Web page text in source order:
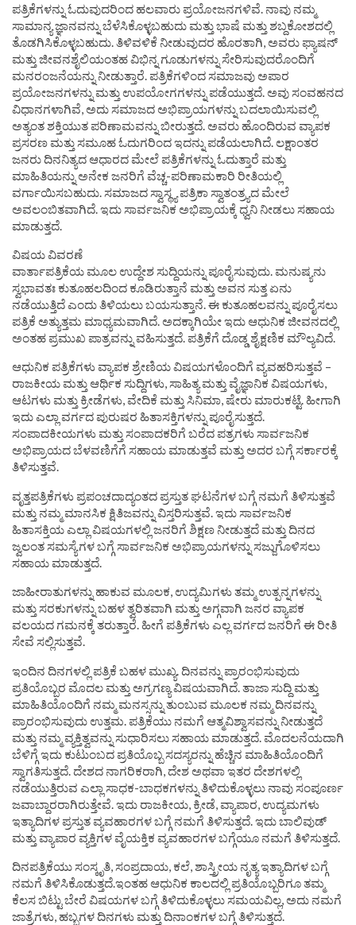
ಪತ್ರಿಕೆಗಳನ್ನು ಓದುವುದರಿಂದ ಹಲವಾರು ಪ್ರಯೋಜನಗಳಿವೆ. ನಾವು ನಮ್ಮ
ಸಾಮಾನ್ಯ ಜ್ಞಾನವನ್ನು ಬೆಳೆಸಿಕೊಳ್ಳಬಹುದು ಮತ್ತು ಭಾಷೆ ಮತ್ತು ಶಬ್ದಕೋಶದಲ್ಲಿ
ತೊಡಗಿಸಿಕೊಳ್ಳಬಹುದು. ತಿಳಿವಳಿಕೆ ನೀಡುವುದರ ಹೊರತಾಗಿ, ಅವರು ಫ್ಯಾಷನ್
ಮತ್ತು ಜೀವನಶೈಲಿಯಂತಹ ವಿಭಿನ್ನ ಗೂಡುಗಳನ್ನು ಸೇರಿಸುವುದರೊಂದಿಗೆ
ಮನರಂಜನೆಯನ್ನು ನೀಡುತ್ತಾರೆ. ಪತ್ರಿಕೆಗಳಿಂದ ಸಮಾಜವು ಅಪಾರ
ಪ್ರಯೋಜನಗಳನ್ನು ಮತ್ತು ಉಪಯೋಗಗಳನ್ನು ಪಡೆಯುತ್ತದೆ. ಅವು ಸಂವಹನದ
ವಿಧಾನಗಳಾಗಿವೆ, ಅದು ಸಮಾಜದ ಅಭಿಪ್ರಾಯಗಳನ್ನು ಬದಲಾಯಿಸುವಲ್ಲಿ
ಅತ್ಯಂತ ಶಕ್ತಿಯುತ ಪರಿಣಾಮವನ್ನು ಬೀರುತ್ತದೆ. ಅವರು ಹೊಂದಿರುವ ವ್ಯಾಪಕ
ಪ್ರಸರಣ ಮತ್ತು ಸಮೂಹ ಓದುಗರಿಂದ ಇದನ್ನು ಪಡೆಯಲಾಗಿದೆ. ಲಕ್ಷಾಂತರ
ಜನರು ದಿನನಿತ್ಯದ ಆಧಾರದ ಮೇಲೆ ಪತ್ರಿಕೆಗಳನ್ನು ಓದುತ್ತಾರೆ ಮತ್ತು
ಮಾಹಿತಿಯನ್ನು ಅನೇಕ ಜನರಿಗೆ ವೆಚ್ಚ-ಪರಿಣಾಮಕಾರಿ ರೀತಿಯಲ್ಲಿ
ವರ್ಗಾಯಿಸಬಹುದು. ಸಮಾಜದ ಸ್ವಾಸ್ಥ್ಯ ಪತ್ರಿಕಾ ಸ್ವಾತಂತ್ರ್ಯದ ಮೇಲೆ
ಅವಲಂಬಿತವಾಗಿದೆ. ಇದು ಸಾರ್ವಜನಿಕ ಅಭಿಪ್ರಾಯಕ್ಕೆ ಧ್ವನಿ ನೀಡಲು ಸಹಾಯ
ಮಾಡುತ್ತದೆ.
ವಿಷಯ ವಿವರಣೆ
ವಾರ್ತಾಪತ್ರಿಕೆಯ ಮೂಲ ಉದ್ದೇಶ ಸುದ್ದಿಯನ್ನು ಪೂರೈಸುವುದು. ಮನುಷ್ಯನು
ಸ್ವಭಾವತಃ ಕುತೂಹಲದಿಂದ ಕೂಡಿರುತ್ತಾನೆ ಮತ್ತು ಅವನ ಸುತ್ತ ಏನು
ನಡೆಯುತ್ತಿದೆ ಎಂದು ತಿಳಿಯಲು ಬಯಸುತ್ತಾನೆ. ಈ ಕುತೂಹಲವನ್ನು ಪೂರೈಸಲು
ಪತ್ರಿಕೆ ಅತ್ಯುತ್ತಮ ಮಾಧ್ಯಮವಾಗಿದೆ. ಅದಕ್ಕಾಗಿಯೇ ಇದು ಆಧುನಿಕ ಜೀವನದಲ್ಲಿ
ಅಂತಹ ಪ್ರಮುಖ ಪಾತ್ರವನ್ನು ವಹಿಸುತ್ತದೆ. ಪತ್ರಿಕೆಗೆ ದೊಡ್ಡ ಶೈಕ್ಷಣಿಕ ಮೌಲ್ಯವಿದೆ.
ಆಧುನಿಕ ಪತ್ರಿಕೆಗಳು ವ್ಯಾಪಕ ಶ್ರೇಣಿಯ ವಿಷಯಗಳೊಂದಿಗೆ ವ್ಯವಹರಿಸುತ್ತವೆ –
ರಾಜಕೀಯ ಮತ್ತು ಆರ್ಥಿಕ ಸುದ್ದಿಗಳು, ಸಾಹಿತ್ಯ ಮತ್ತು ವೈಜ್ಞಾನಿಕ ವಿಷಯಗಳು,
ಆಟಗಳು ಮತ್ತು ಕ್ರೀಡೆಗಳು, ವೇದಿಕೆ ಮತ್ತು ಸಿನಿಮಾ, ಷೇರು ಮಾರುಕಟ್ಟೆ. ಹೀಗಾಗಿ
ಇದು ಎಲ್ಲಾ ವರ್ಗದ ಪುರುಷರ ಹಿತಾಸಕ್ತಿಗಳನ್ನು ಪೂರೈಸುತ್ತದೆ.
ಸಂಪಾದಕೀಯಗಳು ಮತ್ತು ಸಂಪಾದಕರಿಗೆ ಬರೆದ ಪತ್ರಗಳು ಸಾರ್ವಜನಿಕ
ಅಭಿಪ್ರಾಯದ ಬೆಳವಣಿಗೆಗೆ ಸಹಾಯ ಮಾಡುತ್ತವೆ ಮತ್ತು ಅದರ ಬಗ್ಗೆ ಸರ್ಕಾರಕ್ಕೆ
ತಿಳಿಸುತ್ತವೆ.
ವೃತ್ತಪತ್ರಿಕೆಗಳು ಪ್ರಪಂಚದಾದ್ಯಂತದ ಪ್ರಸ್ತುತ ಘಟನೆಗಳ ಬಗ್ಗೆ ನಮಗೆ ತಿಳಿಸುತ್ತವೆ
ಮತ್ತು ನಮ್ಮ ಮಾನಸಿಕ ಕ್ಷಿತಿಜವನ್ನು ವಿಸ್ತರಿಸುತ್ತವೆ. ಇದು ಸಾರ್ವಜನಿಕ
ಹಿತಾಸಕ್ತಿಯ ಎಲ್ಲಾ ವಿಷಯಗಳಲ್ಲಿ ಜನರಿಗೆ ಶಿಕ್ಷಣ ನೀಡುತ್ತದೆ ಮತ್ತು ದಿನದ
ಜ್ವಲಂತ ಸಮಸ್ಯೆಗಳ ಬಗ್ಗೆ ಸಾರ್ವಜನಿಕ ಅಭಿಪ್ರಾಯಗಳನ್ನು ಸಜ್ಜುಗೊಳಿಸಲು
ಸಹಾಯ ಮಾಡುತ್ತದೆ.
ಜಾಹೀರಾತುಗಳನ್ನು ಹಾಕುವ ಮೂಲಕ, ಉದ್ಯಮಿಗಳು ತಮ್ಮ ಉತ್ಪನ್ನಗಳನ್ನು
ಮತ್ತು ಸರಕುಗಳನ್ನು ಬಹಳ ತ್ವರಿತವಾಗಿ ಮತ್ತು ಅಗ್ಗವಾಗಿ ಜನರ ವ್ಯಾಪಕ
ವಲಯದ ಗಮನಕ್ಕೆ ತರುತ್ತಾರೆ. ಹೀಗೆ ಪತ್ರಿಕೆಗಳು ಎಲ್ಲ ವರ್ಗದ ಜನರಿಗೆ ಈ ರೀತಿ
ಸೇವೆ ಸಲ್ಲಿಸುತ್ತವೆ.
ಇಂದಿನ ದಿನಗಳಲ್ಲಿ ಪತ್ರಿಕೆ ಬಹಳ ಮುಖ್ಯ. ದಿನವನ್ನು ಪ್ರಾರಂಭಿಸುವುದು
ಪ್ರತಿಯೊಬ್ಬರ ಮೊದಲ ಮತ್ತು ಅಗ್ರಗಣ್ಯ ವಿಷಯವಾಗಿದೆ. ತಾಜಾ ಸುದ್ದಿ ಮತ್ತು
ಮಾಹಿತಿಯೊಂದಿಗೆ ನಮ್ಮ ಮನಸ್ಸನ್ನು ತುಂಬುವ ಮೂಲಕ ನಮ್ಮ ದಿನವನ್ನು
ಪ್ರಾರಂಭಿಸುವುದು ಉತ್ತಮ. ಪತ್ರಿಕೆಯು ನಮಗೆ ಆತ್ಮವಿಶ್ವಾಸವನ್ನು ನೀಡುತ್ತದೆ
ಮತ್ತು ನಮ್ಮ ವ್ಯಕ್ತಿತ್ವವನ್ನು ಸುಧಾರಿಸಲು ಸಹಾಯ ಮಾಡುತ್ತದೆ. ಮೊದಲನೆಯದಾಗಿ
ಬೆಳಿಗ್ಗೆ ಇದು ಕುಟುಂಬದ ಪ್ರತಿಯೊಬ್ಬ ಸದಸ್ಯರನ್ನು ಹೆಚ್ಚಿನ ಮಾಹಿತಿಯೊಂದಿಗೆ
ಸ್ವಾಗತಿಸುತ್ತದೆ. ದೇಶದ ನಾಗರಿಕರಾಗಿ, ದೇಶ ಅಥವಾ ಇತರ ದೇಶಗಳಲ್ಲಿ
ನಡೆಯುತ್ತಿರುವ ಎಲ್ಲಾ ಸಾಧಕ-ಬಾಧಕಗಳನ್ನು ತಿಳಿದುಕೊಳ್ಳಲು ನಾವು ಸಂಪೂರ್ಣ
ಜವಾಬ್ದಾರರಾಗಿರುತ್ತೇವೆ. ಇದು ರಾಜಕೀಯ, ಕ್ರೀಡೆ, ವ್ಯಾಪಾರ, ಉದ್ಯಮಗಳು
ಇತ್ಯಾದಿಗಳ ಪ್ರಸ್ತುತ ವ್ಯವಹಾರಗಳ ಬಗ್ಗೆ ನಮಗೆ ತಿಳಿಸುತ್ತದೆ. ಇದು ಬಾಲಿವುಡ್
ಮತ್ತು ವ್ಯಾಪಾರ ವ್ಯಕ್ತಿಗಳ ವೈಯಕ್ತಿಕ ವ್ಯವಹಾರಗಳ ಬಗ್ಗೆಯೂ ನಮಗೆ ತಿಳಿಸುತ್ತದೆ.
ದಿನಪತ್ರಿಕೆಯು ಸಂಸ್ಕೃತಿ, ಸಂಪ್ರದಾಯ, ಕಲೆ, ಶಾಸ್ತ್ರೀಯ ನೃತ್ಯ ಇತ್ಯಾದಿಗಳ ಬಗ್ಗೆ
ನಮಗೆ ತಿಳಿಸಿಕೊಡುತ್ತದೆ.ಇಂತಹ ಆಧುನಿಕ ಕಾಲದಲ್ಲಿ ಪ್ರತಿಯೊಬ್ಬರಿಗೂ ತಮ್ಮ
ಕೆಲಸ ಬಿಟ್ಟು ಬೇರೆ ವಿಷಯಗಳ ಬಗ್ಗೆ ತಿಳಿದುಕೊಳ್ಳಲು ಸಮಯವಿಲ್ಲ, ಅದು ನಮಗೆ
ಜಾತ್ರೆಗಳು, ಹಬ್ಬಗಳ ದಿನಗಳು ಮತ್ತು ದಿನಾಂಕಗಳ ಬಗ್ಗೆ ತಿಳಿಸುತ್ತದೆ.